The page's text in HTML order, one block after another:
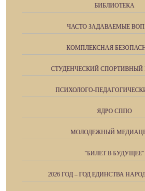
БИБЛИОТЕКА
ЧАСТО ЗАДАВАЕМЫЕ
КОМПЛЕКСНАЯ
СТУДЕНЧЕСКИЙ СПОРТИВНЫЙ
ПСИХОЛОГО-
ЯДРО СППО
МОЛОДЕЖНЫЙ
"БИЛЕТ В БУДУЩЕЕ"
2026 ГОД – ГОД ЕДИНСТВА